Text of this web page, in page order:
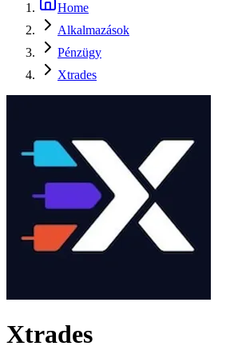
Home
Alkalmazások
Pénzügy
Xtrades
Xtrades